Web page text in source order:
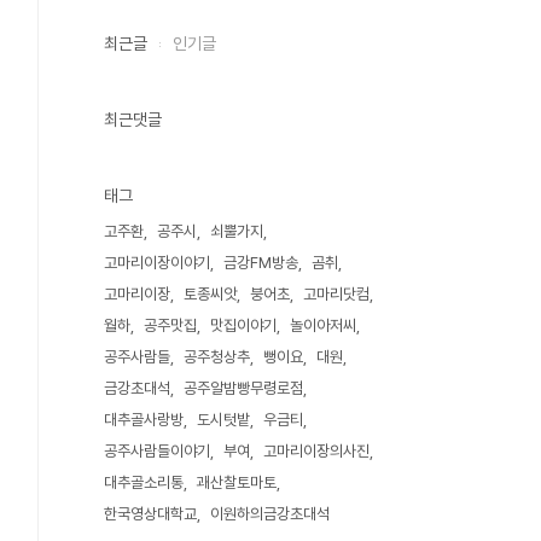
최근글 인기글
최근댓글
태그
고주환 공주시
쇠뿔가지
고마리이장이야기
금강FM방송
곰취
고마리이장
토종씨앗 붕어초
고마리닷컴
월하
공주맛집 맛집이야기
놀이아저씨
공주사람들
공주청상추 뻥이요
대원
금강초대석
공주알밤빵무령로점
대추골사랑방
도시텃밭
우금티
공주사람들이야기
부여
고마리이장의사진
대추골소리통
괘산찰토마토
한국영상대학교
이원하의금강초대석